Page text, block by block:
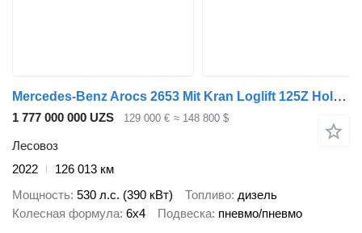
Mercedes-Benz Arocs 2653 Mit Kran Loglift 125Z Holz LKW
1 777 000 000 UZS 129 000 € ≈ 148 800 $
Лесовоз
2022
126 013 км
Мощность 530 л.с. (390 кВт) Топливо дизель
Колесная формула 6x4 Подвеска пневмо/пневмо